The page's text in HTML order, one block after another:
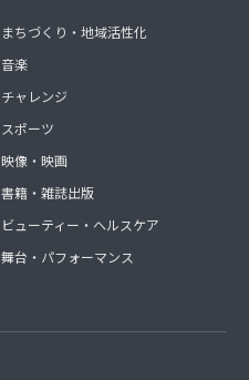
まちづくり・地域活性化
音楽
チャレンジ
スポーツ
映像・映画
書籍・雑誌出版
ビューティー・ヘルスケア
舞台・パフォーマンス